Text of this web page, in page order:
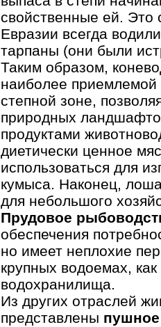
свойственные ей. Это
Евразии всегда
тарпаны (они были
Таким образом,
наиболее приемлемой
степной зоне,
природных
продуктами
диетически ценное
использоваться для
кумыса. Наконец,
для небольшого
Прудовое
обеспечения
но имеет неплохие
крупных водоемах,
водохранилища.
Из других отраслей
представлены пушное